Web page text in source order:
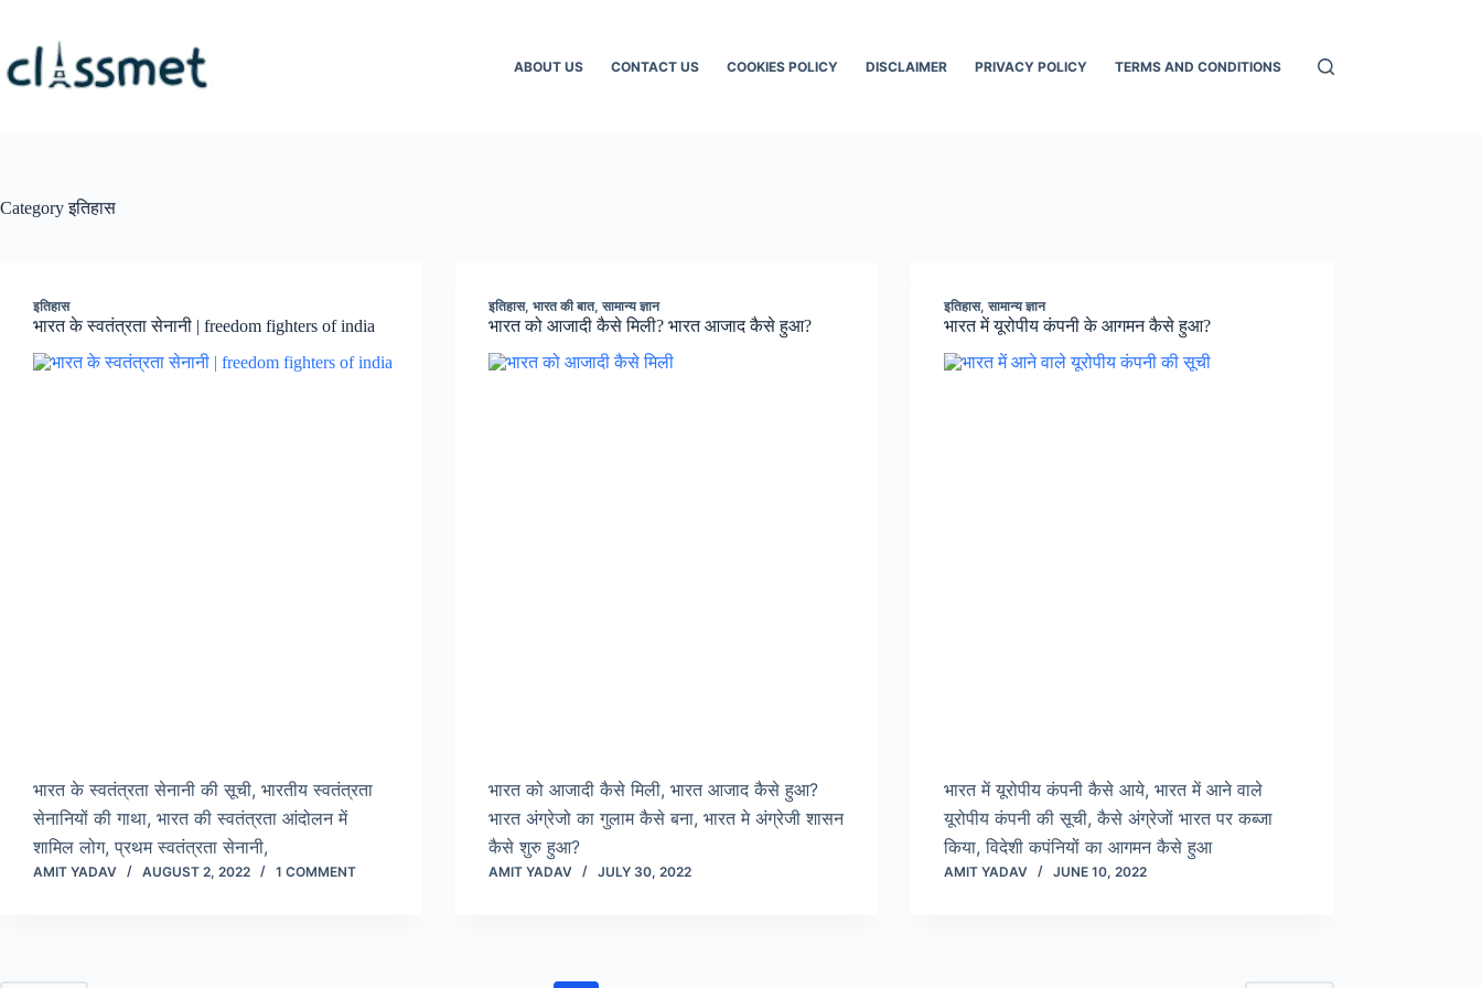
content
ABOUT US CONTACT US COOKIES POLICY DISCLAIMER PRIVACY POLICY TERMS AND CONDITIONS
Categoryइतिहास
इतिहास
भारत के स्वतंत्रता सेनानी | freedom fighters of india
भारत के स्वतंत्रता सेनानी की सूची, भारतीय स्वतंत्रता
सेनानियों की गाथा, भारत की स्वतंत्रता आंदोलन में
शामिल लोग, प्रथम स्वतंत्रता सेनानी,
AMIT YADAV AUGUST 2, 2022 1 COMMENT
इतिहास,भारत की बात,सामान्य ज्ञान
भारत को आजादी कैसे मिली? भारत आजाद कैसे हुआ?
भारत को आजादी कैसे मिली, भारत आजाद कैसे हुआ?
भारत अंग्रेजो का गुलाम कैसे बना, भारत मे अंग्रेजी शासन
कैसे शुरु हुआ?
AMIT YADAV JULY 30, 2022
इतिहास,सामान्य ज्ञान
भारत में यूरोपीय कंपनी के आगमन कैसे हुआ?
भारत में यूरोपीय कंपनी कैसे आये, भारत में आने वाले
यूरोपीय कंपनी की सूची, कैसे अंग्रेजों भारत पर कब्जा
किया, विदेशी कपंनियों का आगमन कैसे हुआ
AMIT YADAV JUNE 10, 2022